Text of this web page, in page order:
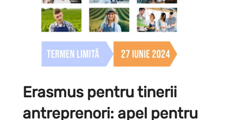
Erasmus pentru tinerii
antreprenori: apel pentru